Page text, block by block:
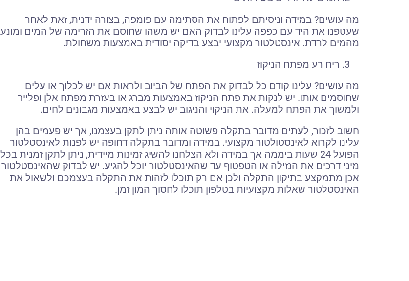
מה עושים? במידה וניסיתם לפתוח את הסתימה עם פומפה, בצורה ידנית, זאת לאחר
שעטפנו את היד עם כפפה עלינו לבדוק האם יש משהו שחוסם את הזרימה של המים ומונע
מהמים לרדת. אינסטלטור מקצועי יבצע בדיקה יסודית באמצעות משחולת.
ריח רע מפתח הניקוז
מה עושים? עלינו קודם כל לבדוק את הפתח של הביוב ולראות אם יש לכלוך או עלים
שחוסמים אותו. יש לנקות את פתח הניקוז באמצעות מברג או בעזרת מפתח אלן ופלייר
ולמשוך את הפתח למעלה. את הניקוי והניגוב יש לבצע באמצעות מגבונים לחים.
חשוב לזכור, לעתים מדובר בתקלה פשוטה אותה ניתן לתקן בעצמנו, אך יש פעמים בהן
עלינו לקרוא לאינסטולטור מקצועי. במידה ומדובר בתקלה דחופה יש לפנות לאינסטלטור
הפועל 24 שעות ביממה אך במידה ולא הצלחנו להשיג זמינות מיידית, ניתן לתקן זמנית בכל
מיני דרכים את הנזילה או הטפטוף עד שהאינסטלטור יוכל להגיע. יש לבדוק שהאינסטלטור
אכן מתמקצע בתיקון התקלה ולכן אם רק תוכלו לזהות את התקלה בעצמכם ולשאול את
האינסטלטור שאלות מקצועיות בטלפון תוכלו לחסוך המון זמן.